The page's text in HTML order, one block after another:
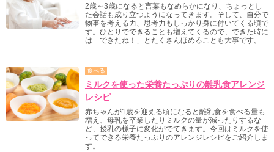
2歳～3歳になると言葉もなめらかになり、ちょっとし
た会話も成り立つようになってきます。そして、自分で
物事を考える力、思考力もしっかり身に付いてくる頃で
す。ひとりでできることも増えてくるので、できた時に
は「できたね！」とたくさんほめることも大事です。
食べる
ミルクを使った栄養たっぷりの離乳食アレンジ
レシピ
赤ちゃんが1歳を迎える頃になると離乳食を食べる量も
増え、母乳を卒業したりミルクの量が減ったりするな
ど、授乳の様子に変化がでてきます。今回はミルクを使
ってできる栄養たっぷりのアレンジレシピをご紹介しま
す。